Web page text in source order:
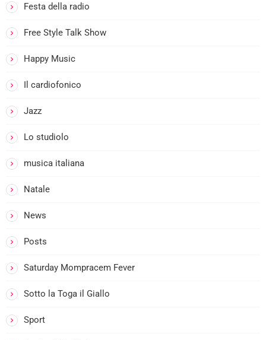
Festa della radio
Free Style Talk Show
Happy Music
Il cardiofonico
Jazz
Lo studiolo
musica italiana
Natale
News
Posts
Saturday Mompracem Fever
Sotto la Toga il Giallo
Sport